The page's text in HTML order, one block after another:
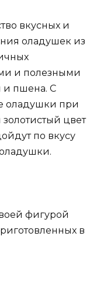
вкусных и
оладушек из
и полезными
и пшена. С
оладушки при
цвет
по вкусу
фигурой
в